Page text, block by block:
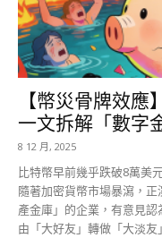
【幣災骨牌效
一文拆解「數字
8 12 月, 2025
比特幣早前幾乎跌破8萬美
隨著加密貨幣市場暴瀉，
產金庫」的企業，有意見
由「大好友」轉做「大淡